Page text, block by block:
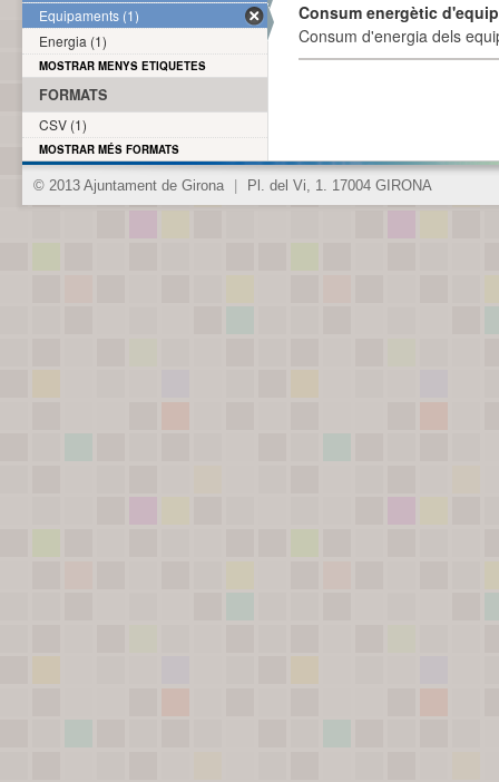
Consum energètic
Consum d'energia dels
Equipaments (1)
Energia (1)
MOSTRAR MENYS ETIQUETES
FORMATS
CSV (1)
MOSTRAR MÉS FORMATS
© 2013 Ajuntament de Girona Pl. del Vi, 1. 17004 GIRONA